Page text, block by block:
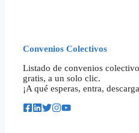
Convenios Colectivos
Listado de convenios
gratis, a un solo clic.
¡A qué esperas, entra,